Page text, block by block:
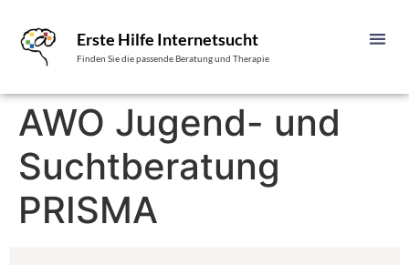
Erste Hilfe Internetsucht
Finden Sie die passende Beratung und Therapie
AWO Jugend- und
Suchtberatung
PRISMA